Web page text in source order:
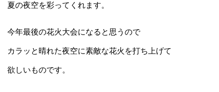
夏の夜空を彩ってくれます。
今年最後の花火大会になると思うので
カラッと晴れた夜空に素敵な花火を打ち上げて
欲しいものです。